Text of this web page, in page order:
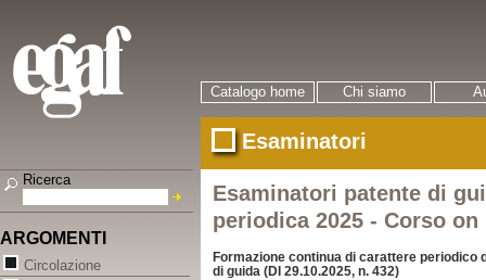
Catalogo home Chi siamo
Esaminatori
Esaminatori patente di
periodica 2025 - Corso on
Formazione continua di carattere periodico
di guida (DI 29.10.2025, n. 432)
Ricerca
ARGOMENTI
Circolazione